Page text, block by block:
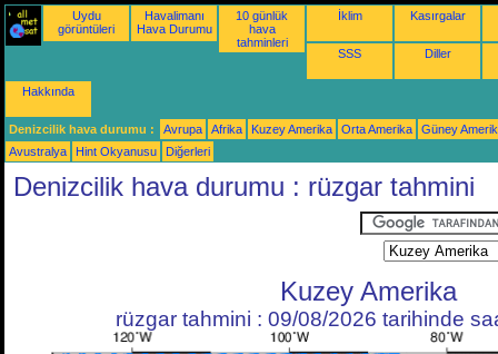
Uydu
görüntüleri
Havalimanı
Hava Durumu
10 günlük
hava
tahminleri
İklim Kasırgalar
SSS Diller
Hakkında
Denizcilik hava durumu : Avrupa Afrika Kuzey Amerika Orta Amerika
Güney
Avustralya
Hint Okyanusu Diğerleri
Denizcilik hava durumu : rüzgar tahmini
Kuzey Amerika
rüzgar tahmini : 09/08/2026 tarihinde